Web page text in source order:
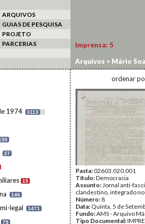
ARQUIVOS
GUIAS DE PESQUISA
PROJETO
PARCERIAS
1974 3113 I
27
15
146
legal 1471
79
Imprensa: 5
Arquivos > Mário
ordenar
Pasta:02603.020.001
Título:Democracia
Assunto:Jornal anti-
clandestino, integrado
Número: 8
Data: Quinta, 5 de
Fundo:AMS - Arquivo
Tipo Documental: